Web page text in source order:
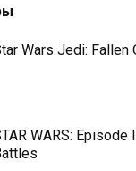
Wars Jedi: Fallen
WARS: